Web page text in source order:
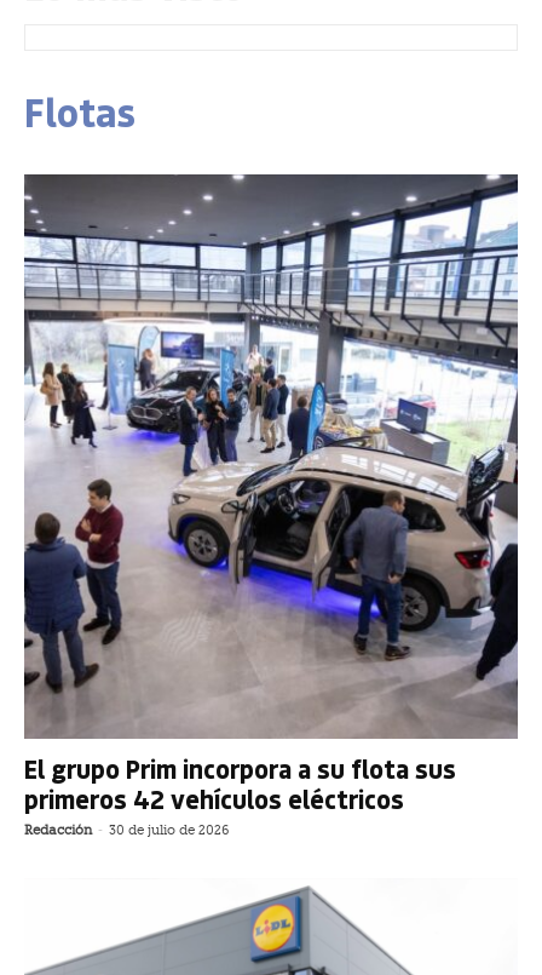
Flotas
El grupo Prim incorpora a su flota sus
primeros 42 vehículos eléctricos
Redacción - 30 de julio de 2026